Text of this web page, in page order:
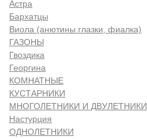
Астра
Бархатцы
Виола (анютины глазки, фиалка)
ГАЗОНЫ
Гвоздика
Георгина
КОМНАТНЫЕ
КУСТАРНИКИ
МНОГОЛЕТНИКИ И ДВУЛЕТНИКИ
Настурция
ОДНОЛЕТНИКИ